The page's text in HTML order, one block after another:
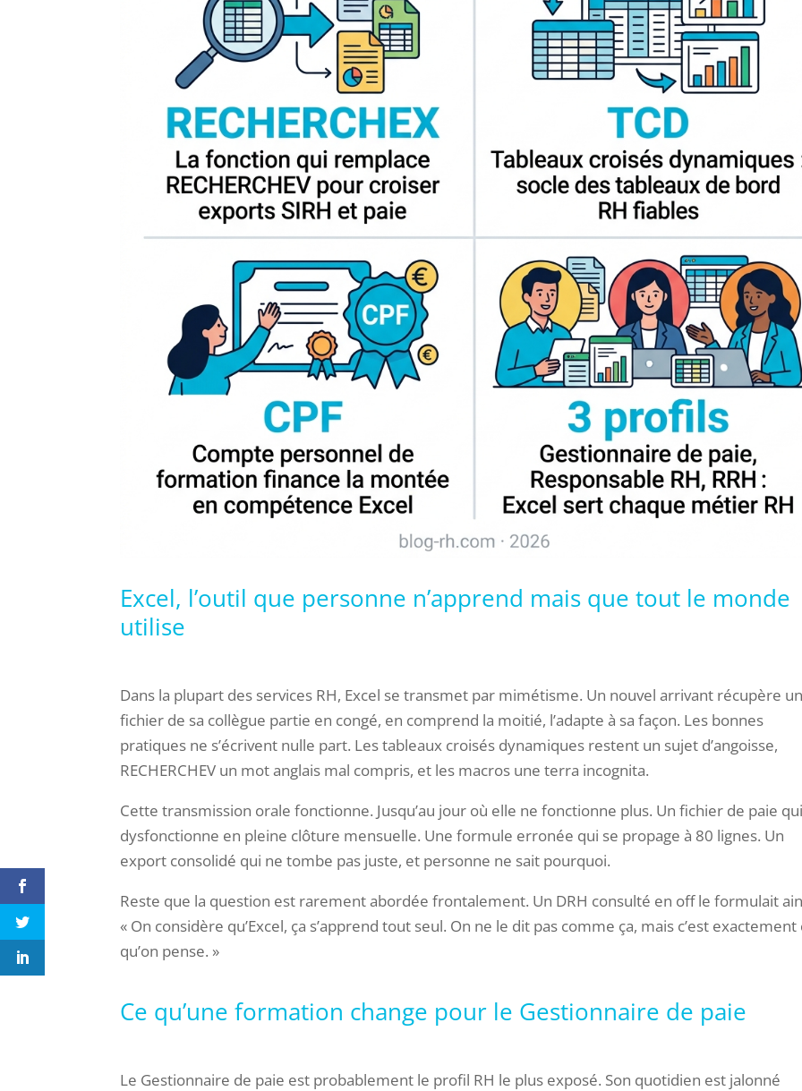
Excel, l’outil que personne n’apprend mais que tout le monde
utilise
Dans la plupart des services RH, Excel se transmet par mimétisme. Un nouvel arrivant récupère
fichier de sa collègue partie en congé, en comprend la moitié, l’adapte à sa façon. Les bonnes
pratiques ne s’écrivent nulle part. Les tableaux croisés dynamiques restent un sujet d’angoisse,
RECHERCHEV un mot anglais mal compris, et les macros une terra incognita.
Cette transmission orale fonctionne. Jusqu’au jour où elle ne fonctionne plus. Un fichier de paie
dysfonctionne en pleine clôture mensuelle. Une formule erronée qui se propage à 80 lignes. Un
export consolidé qui ne tombe pas juste, et personne ne sait pourquoi.
Reste que la question est rarement abordée frontalement. Un DRH consulté en off le formulait
« On considère qu’Excel, ça s’apprend tout seul. On ne le dit pas comme ça, mais c’est exactement
qu’on pense. »
Ce qu’une formation change pour le Gestionnaire de paie
Le Gestionnaire de paie est probablement le profil RH le plus exposé. Son quotidien est jalonné